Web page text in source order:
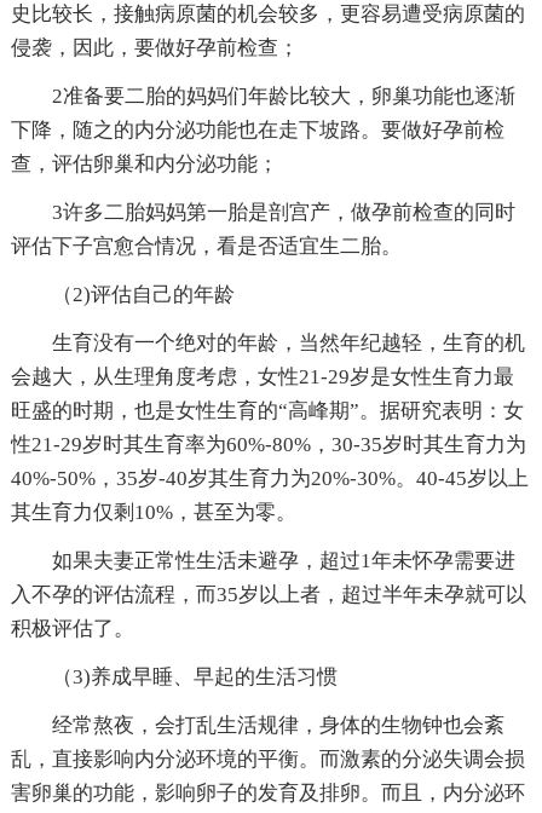
史比较长，接触病原菌的机会较多，更容易遭受病原菌的
侵袭，因此，要做好孕前检查；
2准备要二胎的妈妈们年龄比较大，卵巢功能也逐渐
下降，随之的内分泌功能也在走下坡路。要做好孕前检
查，评估卵巢和内分泌功能；
3许多二胎妈妈第一胎是剖宫产，做孕前检查的同时
评估下子宫愈合情况，看是否适宜生二胎。
（2)评估自己的年龄
生育没有一个绝对的年龄，当然年纪越轻，生育的机
会越大，从生理角度考虑，女性21-29岁是女性生育力最
旺盛的时期，也是女性生育的“高峰期”。据研究表明：女
性21-29岁时其生育率为60%-80%，30-35岁时其生育力为
40%-50%，35岁-40岁其生育力为20%-30%。40-45岁以上
其生育力仅剩10%，甚至为零。
如果夫妻正常性生活未避孕，超过1年未怀孕需要进
入不孕的评估流程，而35岁以上者，超过半年未孕就可以
积极评估了。
（3)养成早睡、早起的生活习惯
经常熬夜，会打乱生活规律，身体的生物钟也会紊
乱，直接影响内分泌环境的平衡。而激素的分泌失调会损
害卵巢的功能，影响卵子的发育及排卵。而且，内分泌环